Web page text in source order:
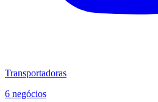
Transportadoras
6 negócios